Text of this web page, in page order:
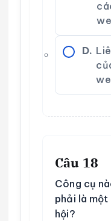
D.
Câu 18
Công cụ
phải là một
hội?